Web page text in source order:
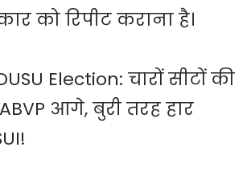
को रिपीट कराना है।
Election: चारों सीटों की
आगे, बुरी तरह हार